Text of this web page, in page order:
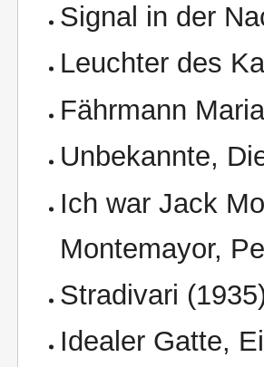
Signal in der
Leuchter des
Fährmann
Unbekannte,
Ich war Jack
Montemayor,
Stradivari
Idealer Gatte,